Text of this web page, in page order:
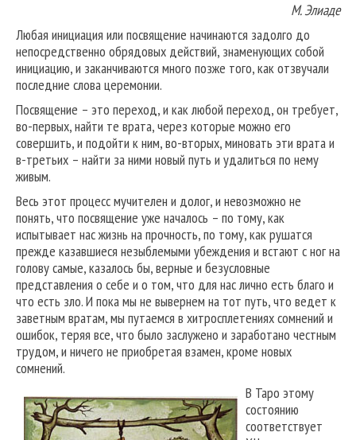
М. Элиаде
Любая инициация или посвящение начинаются задолго до
непосредственно обрядовых действий, знаменующих собой
инициацию, и заканчиваются много позже того, как отзвучали
последние слова церемонии.
Посвящение – это переход, и как любой переход, он требует,
во-первых, найти те врата, через которые можно его
совершить, и подойти к ним, во-вторых, миновать эти врата и
в-третьих – найти за ними новый путь и удалиться по нему
живым.
Весь этот процесс мучителен и долог, и невозможно не
понять, что посвящение уже началось – по тому, как
испытывает нас жизнь на прочность, по тому, как рушатся
прежде казавшиеся незыблемыми убеждения и встают с ног на
голову самые, казалось бы, верные и безусловные
представления о себе и о том, что для нас лично есть благо и
что есть зло. И пока мы не вывернем на тот путь, что ведет к
заветным вратам, мы путаемся в хитросплетениях сомнений и
ошибок, теряя все, что было заслужено и заработано честным
трудом, и ничего не приобретая взамен, кроме новых
сомнений.
В Таро этому
состоянию
соответствует